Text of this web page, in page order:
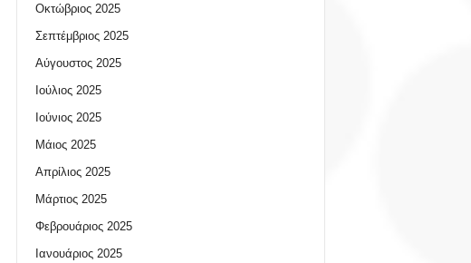
Οκτώβριος 2025
Σεπτέμβριος 2025
Αύγουστος 2025
Ιούλιος 2025
Ιούνιος 2025
Μάιος 2025
Απρίλιος 2025
Μάρτιος 2025
Φεβρουάριος 2025
Ιανουάριος 2025